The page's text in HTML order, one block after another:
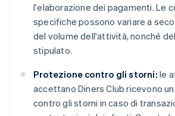
l'elaborazione dei pagamenti. Le
specifiche possono variare a
del volume dell'attività, nonché
stipulato.
Protezione contro gli storni: le
accettano Diners Club ricevono
contro gli storni in caso di